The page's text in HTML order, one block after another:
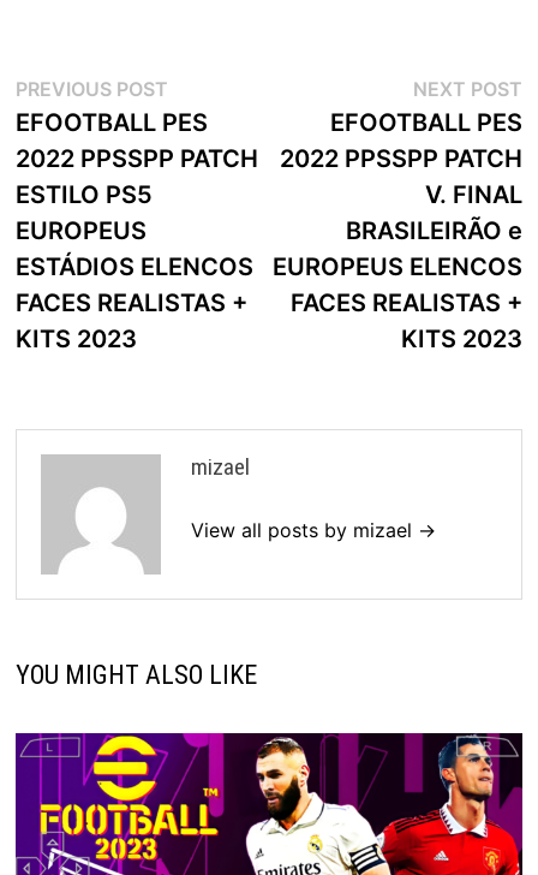
Navegação
de
artigos
PREVIOUS POSTPrevious
post:
EFOOTBALL PES
2022 PPSSPP PATCH
ESTILO PS5
EUROPEUS
ESTÁDIOS ELENCOS
FACES REALISTAS +
KITS 2023
NEXT POST
EFOOTBALL PES
2022 PPSSPP PATCH
V. FINAL
BRASILEIRÃO e
EUROPEUS ELENCOS
FACES REALISTAS +
KITS 2023
mizael
View all posts by mizael →
YOU MIGHT ALSO LIKE